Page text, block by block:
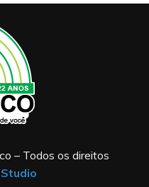
– Todos os direitos